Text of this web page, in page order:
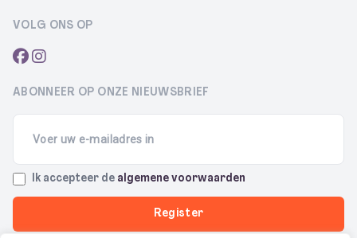
VOLG ONS OP
ABONNEER OP ONZE NIEUWSBRIEF
Email
(Required)
Terms
(Required)
Ik accepteer de algemene voorwaarden